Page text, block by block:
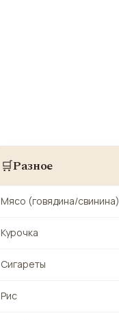
🛒Разное
Мясо (говядина/свинина)
Курочка
Сигареты
Рис